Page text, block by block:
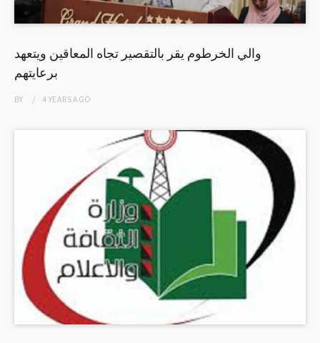
والي الخرطوم يقر بالتقصير تجاه المعاقين ويتعهد
برعايتهم
BY 4 YEARSAGO